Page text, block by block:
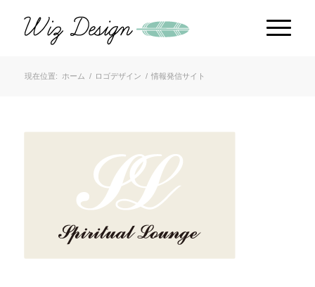
現在位置: ホーム / ロゴデザイン / 情報発信サイト